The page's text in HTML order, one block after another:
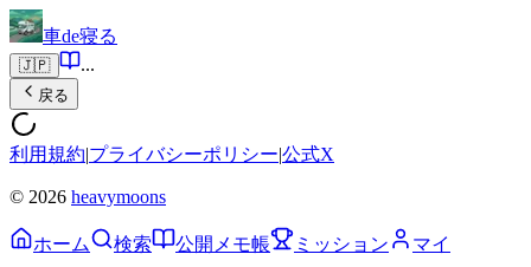
車de寝る
🇯🇵 ...
戻る
利用規約|プライバシーポリシー|公式X
© 2026 heavymoons
ホーム 検索 公開メモ帳 ミッション マイ